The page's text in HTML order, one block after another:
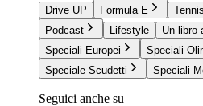
Drive UP
Formula E Tennis
Podcast
Lifestyle
Un libro
Speciali Europei
Speciali
Speciale Scudetti
Speciali
Seguici anche su